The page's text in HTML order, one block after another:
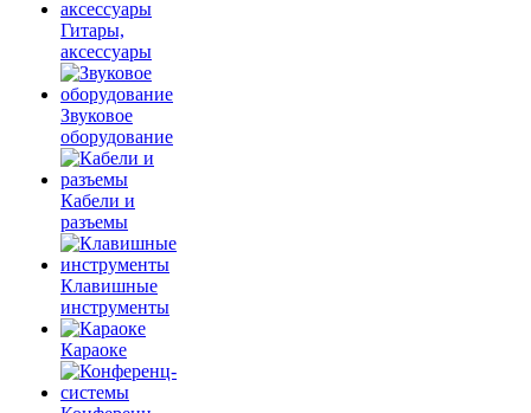
Гитары,
аксессуары
Звуковое
оборудование
Кабели и
разъемы
Клавишные
инструменты
Караоке